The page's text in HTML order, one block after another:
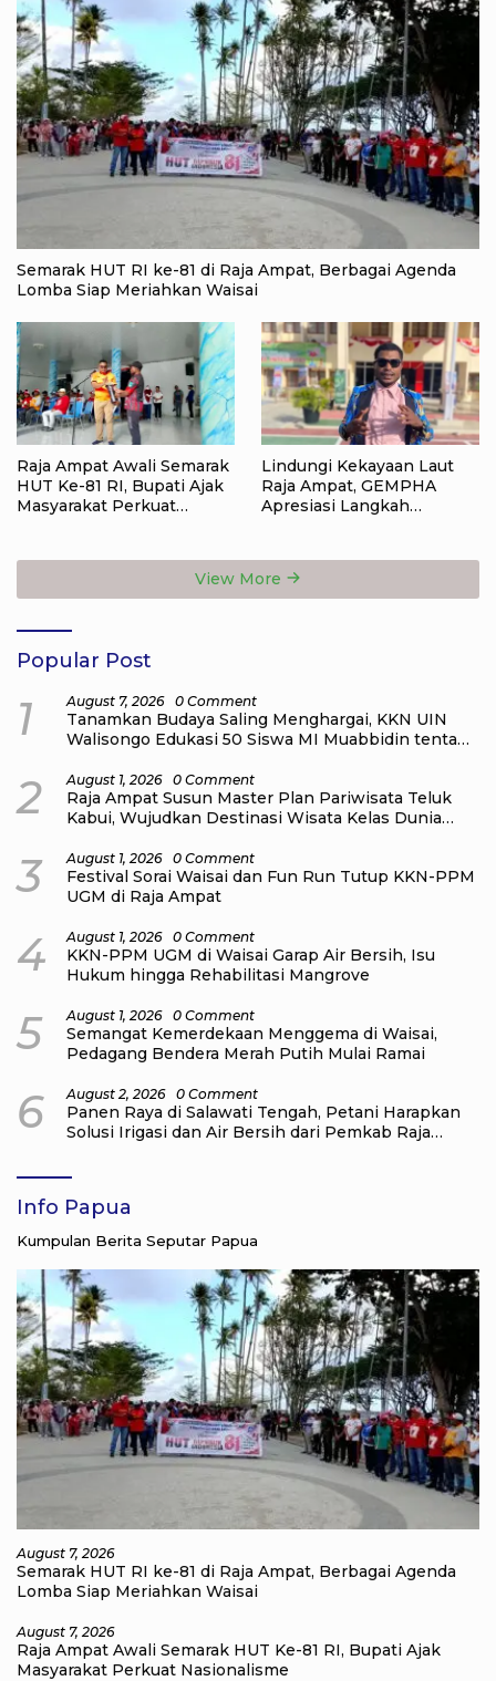
Semarak HUT RI ke-81 di Raja Ampat, Berbagai Agenda
Lomba Siap Meriahkan Waisai
Raja Ampat Awali Semarak
HUT Ke-81 RI, Bupati Ajak
Masyarakat Perkuat
Lindungi Kekayaan Laut
Raja Ampat, GEMPHA
Apresiasi Langkah
View More
Popular Post
1 August 7, 2026 0 Comment
Tanamkan Budaya Saling Menghargai, KKN UIN
Walisongo Edukasi 50 Siswa MI Muabbidin tentang
2 August 1, 2026 0 Comment
Raja Ampat Susun Master Plan Pariwisata Teluk
Kabui, Wujudkan Destinasi Wisata Kelas Dunia
3 August 1, 2026 0 Comment
Festival Sorai Waisai dan Fun Run Tutup KKN-PPM
UGM di Raja Ampat
4 August 1, 2026 0 Comment
KKN-PPM UGM di Waisai Garap Air Bersih, Isu
Hukum hingga Rehabilitasi Mangrove
5 August 1, 2026 0 Comment
Semangat Kemerdekaan Menggema di Waisai,
Pedagang Bendera Merah Putih Mulai Ramai
6 August 2, 2026 0 Comment
Panen Raya di Salawati Tengah, Petani Harapkan
Solusi Irigasi dan Air Bersih dari Pemkab Raja
Info Papua
Kumpulan Berita Seputar Papua
August 7, 2026
Semarak HUT RI ke-81 di Raja Ampat, Berbagai Agenda
Lomba Siap Meriahkan Waisai
August 7, 2026
Raja Ampat Awali Semarak HUT Ke-81 RI, Bupati Ajak
Masyarakat Perkuat Nasionalisme